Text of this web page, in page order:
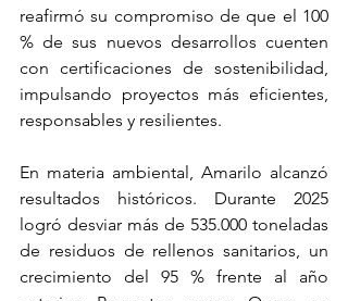
reafirmó su compromiso de que el 100
% de sus nuevos desarrollos cuenten
con certificaciones de sostenibilidad,
impulsando proyectos más eficientes,
responsables y resilientes.
En materia ambiental, Amarilo alcanzó
resultados históricos. Durante 2025
logró desviar más de 535.000 toneladas
de residuos de rellenos sanitarios, un
crecimiento del 95 % frente al año